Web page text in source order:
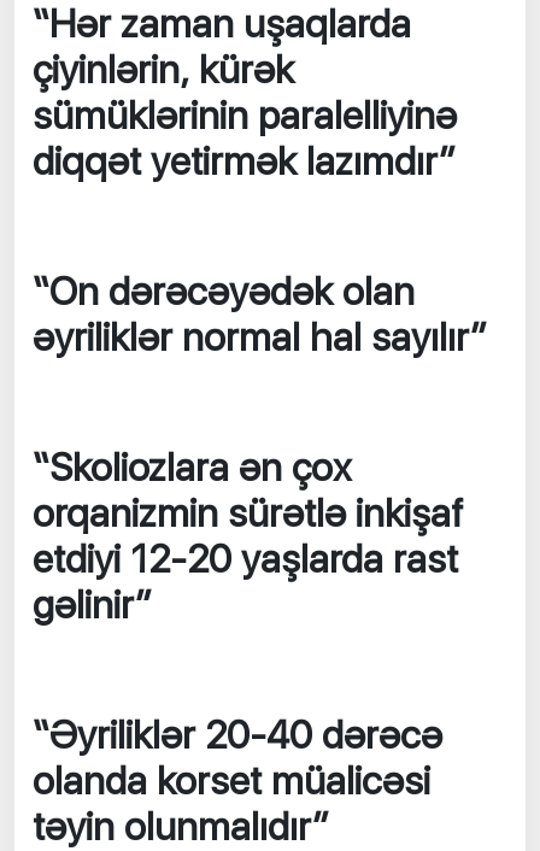
“Hər zaman uşaqlarda
çiyinlərin, kürək
sümüklərinin paralelliyinə
diqqət yetirmək lazımdır”
“On dərəcəyədək olan
əyriliklər normal hal sayılır”
“Skoliozlara ən çox
orqanizmin sürətlə inkişaf
etdiyi 12-20 yaşlarda rast
gəlinir”
“Əyriliklər 20-40 dərəcə
olanda korset müalicəsi
təyin olunmalıdır”